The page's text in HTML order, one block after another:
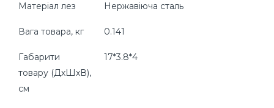
Матеріал лез Нержавіюча сталь
Вага товара, кг 0.141
Габарити
товару (ДхШхВ),
см
17*3.8*4